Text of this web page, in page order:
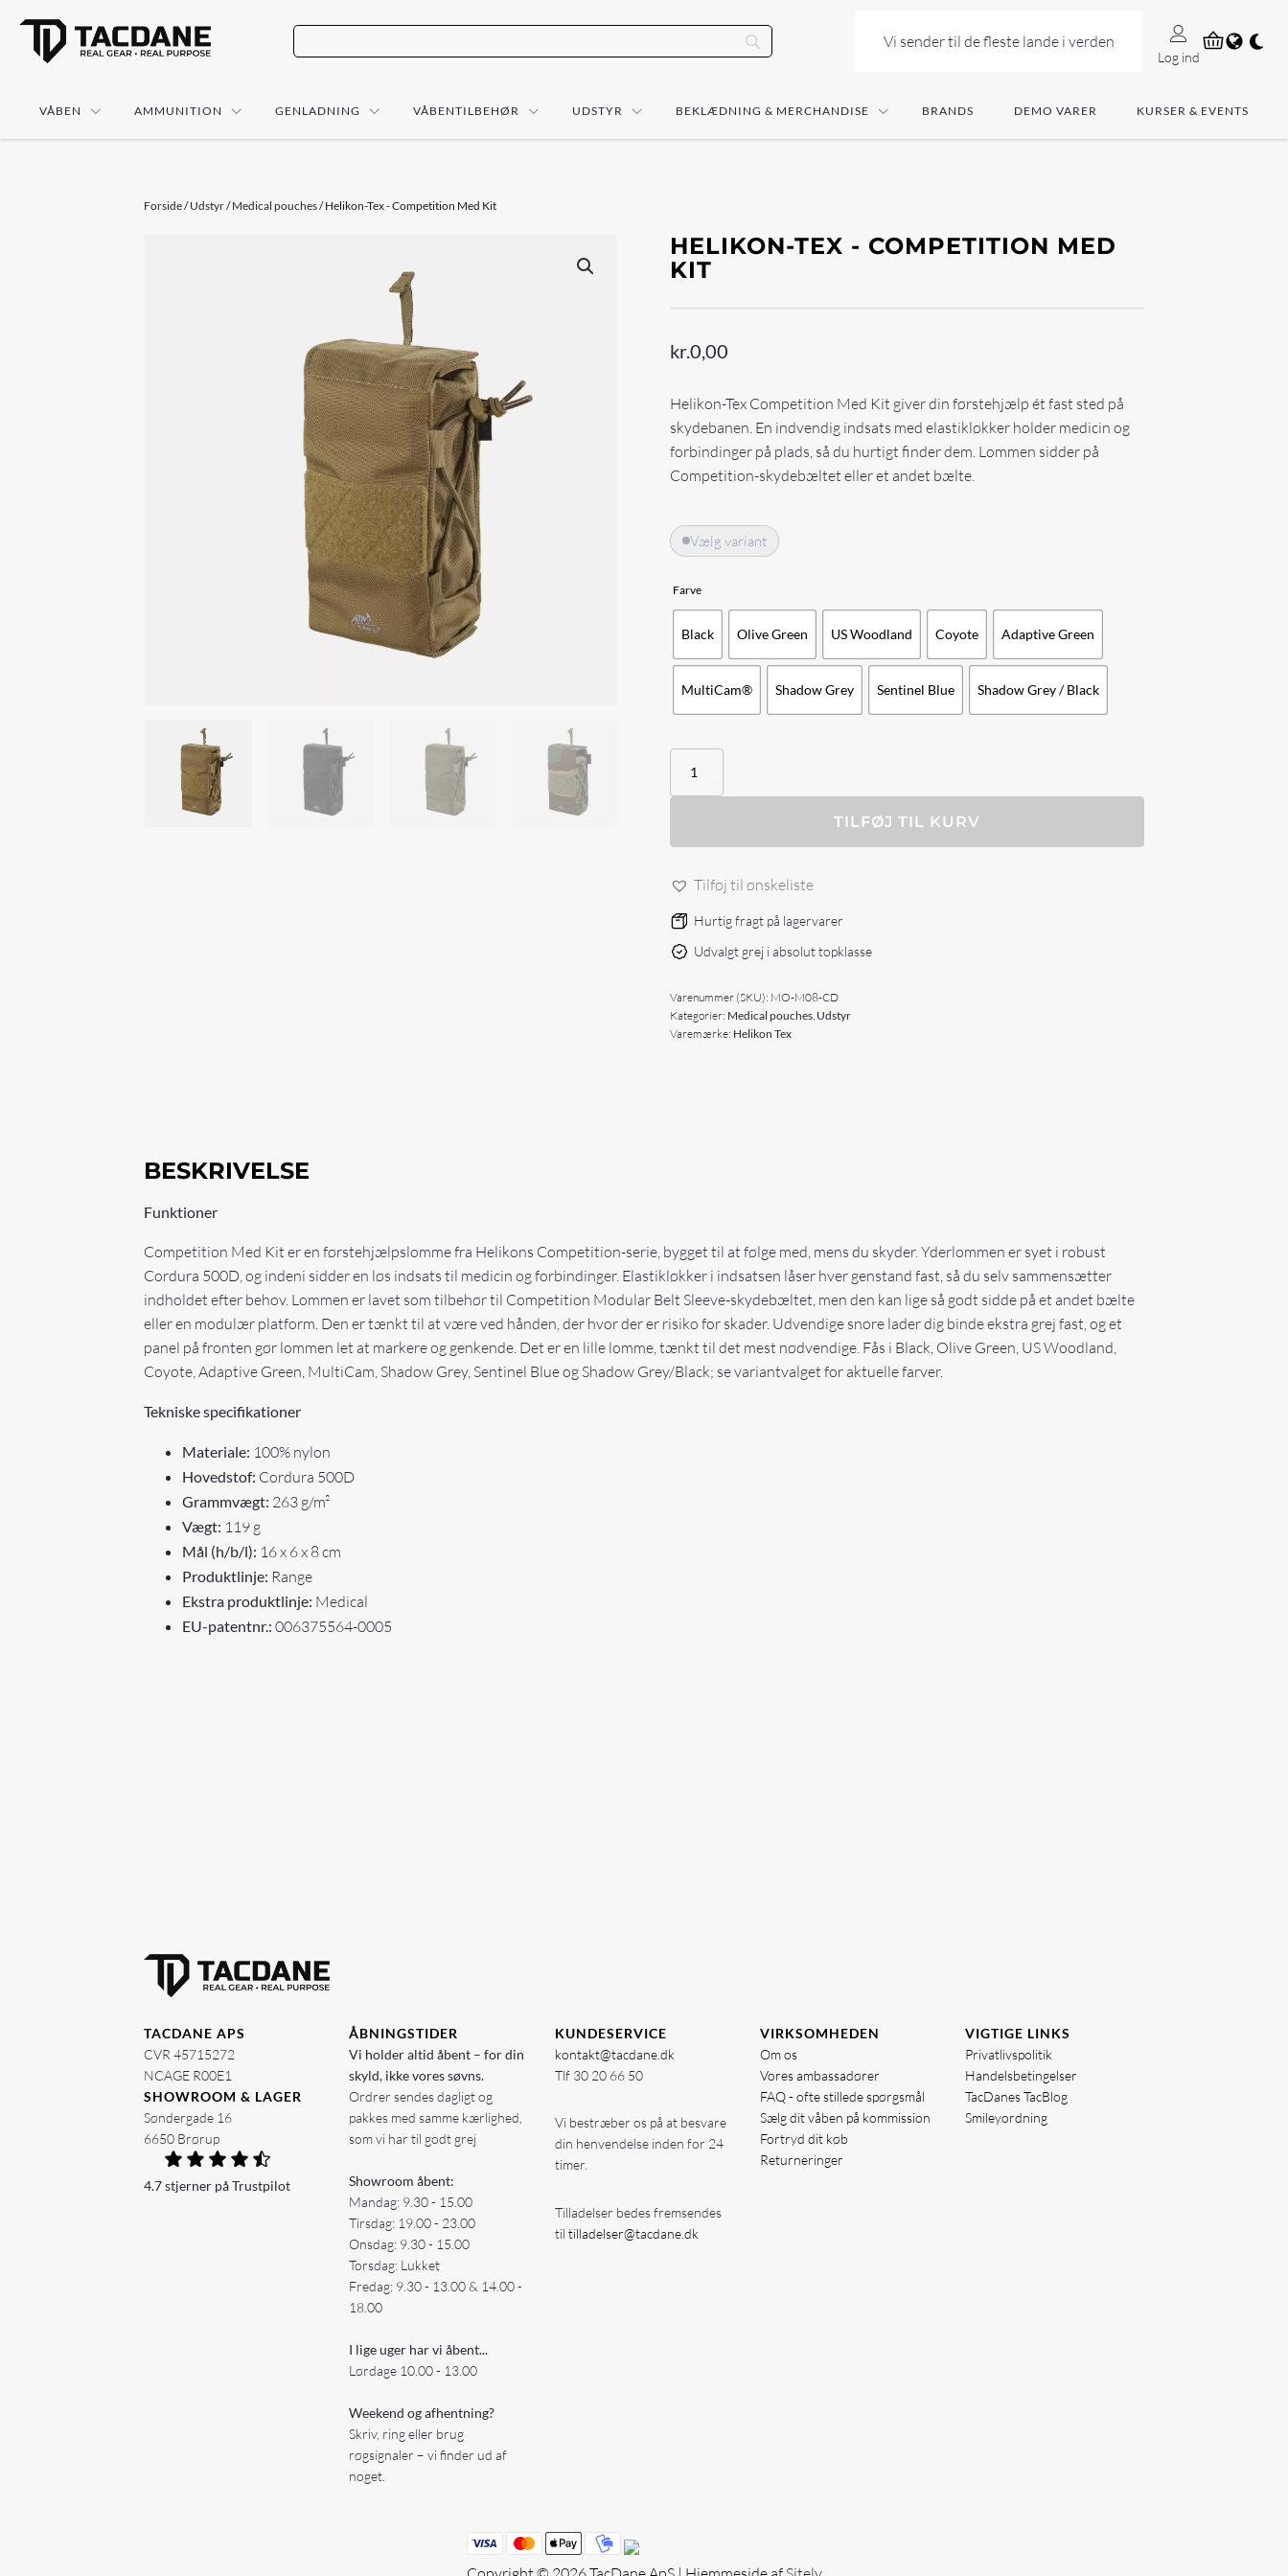
Vi sender til de fleste lande i verden
Log ind
VÅBEN AMMUNITION GENLADNING VÅBENTILBEHØR UDSTYR BEKLÆDNING & MERCHANDISE BRANDS DEMO VARER KURSER & EVENTS
Forside/Udstyr/Medical pouches/ Helikon-Tex - Competition Med Kit
HELIKON-TEX - COMPETITION MED
KIT
kr.0,00
Helikon-Tex Competition Med Kit giver din førstehjælp ét fast sted på
skydebanen. En indvendig indsats med elastikløkker holder medicin og
forbindinger på plads, så du hurtigt finder dem. Lommen sidder på
Competition-skydebæltet eller et andet bælte.
Vælg variant
Farve
Black Olive Green US Woodland Coyote Adaptive Green
MultiCam® Shadow Grey Sentinel Blue Shadow Grey / Black
Helikon-
-
TILFØJ TIL KURV
Tilføj til ønskeliste
Hurtig fragt på lagervarer
Udvalgt grej i absolut topklasse
Varenummer (SKU): MO-M08-CD
Kategorier: Medical pouches, Udstyr
Varemærke: Helikon Tex
BESKRIVELSE
Funktioner
Competition Med Kit er en førstehjælpslomme fra Helikons Competition-serie, bygget til at følge med, mens du skyder. Yderlommen er syet i robust
Cordura 500D, og indeni sidder en løs indsats til medicin og forbindinger. Elastikløkker i indsatsen låser hver genstand fast, så du selv sammensætter
indholdet efter behov. Lommen er lavet som tilbehør til Competition Modular Belt Sleeve-skydebæltet, men den kan lige så godt sidde på et andet bælte
eller en modulær platform. Den er tænkt til at være ved hånden, der hvor der er risiko for skader. Udvendige snore lader dig binde ekstra grej fast, og et
panel på fronten gør lommen let at markere og genkende. Det er en lille lomme, tænkt til det mest nødvendige. Fås i Black, Olive Green, US Woodland,
Coyote, Adaptive Green, MultiCam, Shadow Grey, Sentinel Blue og Shadow Grey/Black; se variantvalget for aktuelle farver.
Tekniske specifikationer
Materiale: 100% nylon
Hovedstof: Cordura 500D
Grammvægt: 263 g/m²
Vægt: 119 g
Mål (h/b/l): 16 x 6 x 8 cm
Produktlinje: Range
Ekstra produktlinje: Medical
EU-patentnr.: 006375564-0005
TACDANE APS
CVR 45715272
NCAGE R00E1
SHOWROOM & LAGER
Søndergade 16
6650 Brørup
4.7 stjerner på Trustpilot
ÅBNINGSTIDER
Vi holder altid åbent – for din
skyld, ikke vores søvns.
Ordrer sendes dagligt og
pakkes med samme kærlighed,
som vi har til godt grej
Showroom åbent:
Mandag: 9.30 - 15.00
Tirsdag: 19.00 - 23.00
Onsdag: 9.30 - 15.00
Torsdag: Lukket
Fredag: 9.30 - 13.00 & 14.00 -
18.00
I lige uger har vi åbent...
Lørdage 10.00 - 13.00
Weekend og afhentning?
Skriv, ring eller brug
røgsignaler – vi finder ud af
noget.
KUNDESERVICE
kontakt@tacdane.dk
Tlf 30 20 66 50
Vi bestræber os på at besvare
din henvendelse inden for 24
timer.
Tilladelser bedes fremsendes
til tilladelser@tacdane.dk
VIRKSOMHEDEN
Om os
Vores ambassadører
FAQ - ofte stillede spørgsmål
Sælg dit våben på kommission
Fortryd dit køb
Returneringer
VIGTIGE LINKS
Privatlivspolitik
Handelsbetingelser
TacDanes TacBlog
Smileyordning